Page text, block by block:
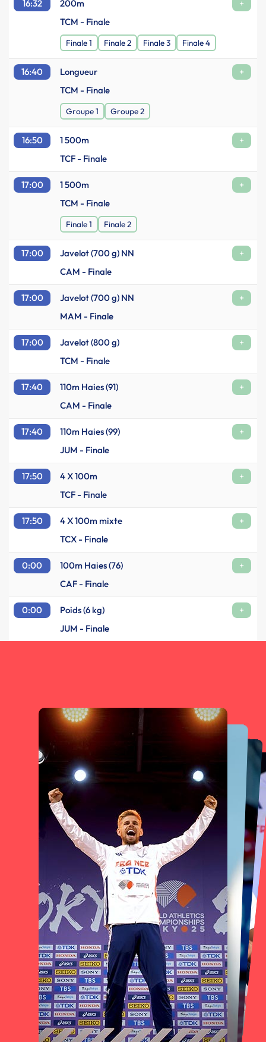
16:32 200m
+
TCM - Finale
Finale 1 Finale 2 Finale 3 Finale 4
16:40 Longueur
+
TCM - Finale
Groupe 1 Groupe 2
16:50 1 500m
+
TCF - Finale
17:00 1 500m
+
TCM - Finale
Finale 1 Finale 2
17:00 Javelot (700 g) NN
+
CAM - Finale
17:00 Javelot (700 g) NN
+
MAM - Finale
17:00 Javelot (800 g)
+
TCM - Finale
17:40 110m Haies (91)
+
CAM - Finale
17:40 110m Haies (99)
+
JUM - Finale
17:50 4 X 100m
+
TCF - Finale
17:50 4 X 100m mixte
+
TCX - Finale
0:00 100m Haies (76)
+
CAF - Finale
0:00 Poids (6 kg)
+
JUM - Finale